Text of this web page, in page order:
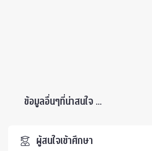
ข้อมูลอื่นๆที่น่าสนใจ ...
ผู้สนใจเข้าศึกษา